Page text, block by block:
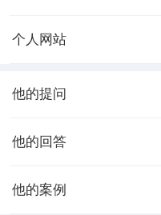
个人网站
他的提问
他的回答
他的案例